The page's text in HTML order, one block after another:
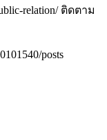
relation/ ติดตาม
posts